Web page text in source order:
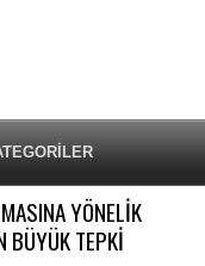
YÖNELİK
BÜYÜK TEPKİ